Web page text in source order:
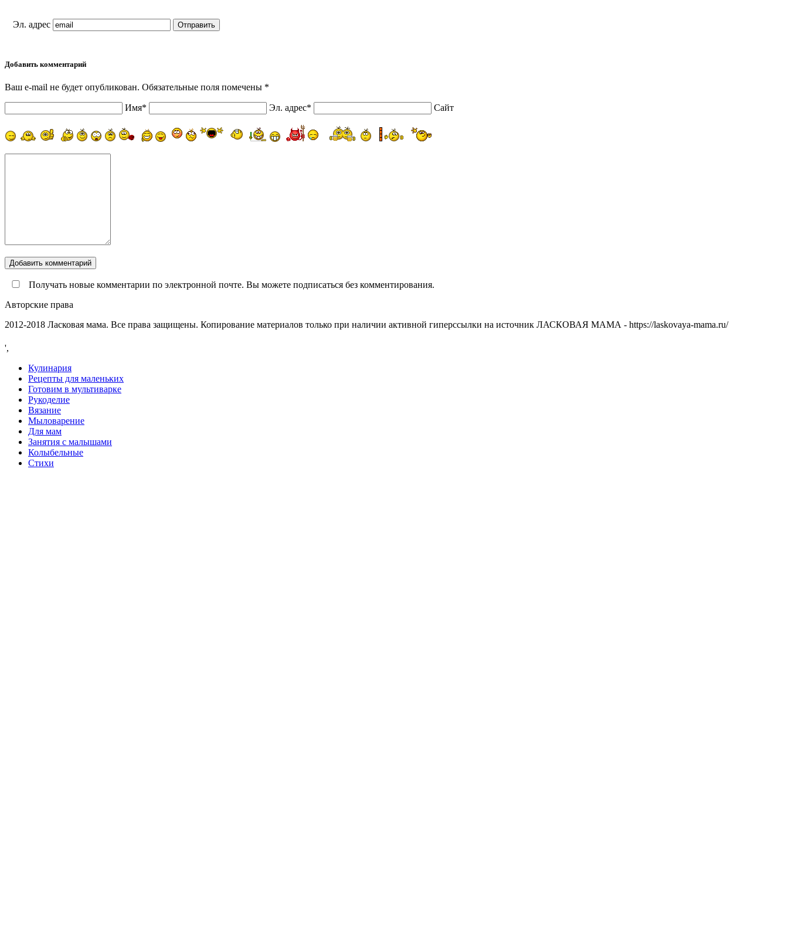
Эл. адрес
Добавить комментарий
Ваш e-mail не будет опубликован. Обязательные поля помечены *
Имя* Эл. адрес* Сайт
Получать новые комментарии по электронной почте. Вы можете подписаться без комментирования.
Авторские права
2012-2018 Ласковая мама. Все права защищены. Копирование материалов только при наличии активной гиперссылки на источник ЛАСКОВАЯ МАМА - https://laskovaya-mama.ru/
',
Кулинария
Рецепты для маленьких
Готовим в мультиварке
Рукоделие
Вязание
Мыловарение
Для мам
Занятия с малышами
Колыбельные
Стихи